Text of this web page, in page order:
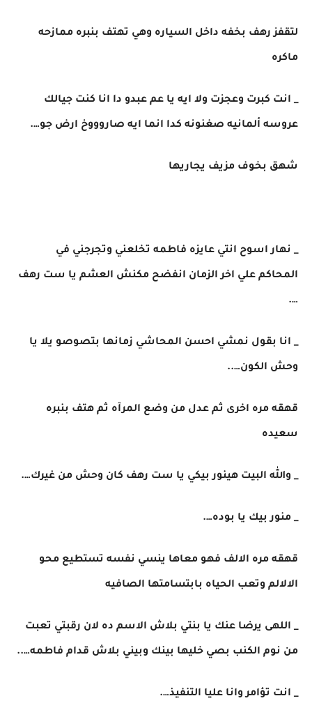
لتقفز رهف بخفه داخل السياره وهي تهتف بنبره ممازحه
ماكره
_ انت كبرت وعجزت ولا ايه يا عم عبدو دا انا كنت جيالك
عروسه ألمانيه صغنونه كدا انما ايه صاروووخ ارض جو….
شهق بخوف مزيف يجاريها
_ نهار اسوح انتي عايزه فاطمه تخلعني وتجرجني في
المحاكم علي اخر الزمان انفضح مكنش العشم يا ست رهف
….
_ انا بقول نمشي احسن المحاشي زمانها بتصوصو يلا يا
وحش الكون…..
قهقه مره اخرى ثم عدل من وضع المرآه ثم هتف بنبره
سعيده
_ والله البيت هينور بيكي يا ست رهف كان وحش من غيرك….
_ منور بيك يا بوده….
قهقه مره الالف فهو معاها ينسي نفسه تستطيع محو
الالالم وتعب الحياه بابتسامتها الصافيه
_ اللهى يرضا عنك يا بنتي بلاش الاسم ده لان رقبتي تعبت
من نوم الكنب بصي خليها بينك وبيني بلاش قدام فاطمه…..
_ انت تؤامر وانا عليا التنفيذ….